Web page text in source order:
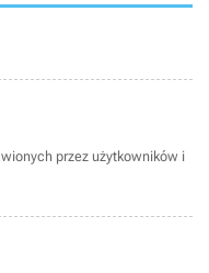
przez użytkowników i